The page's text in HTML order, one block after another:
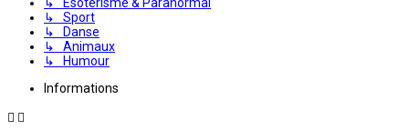
↳ Sport
↳ Danse
↳ Animaux
↳ Humour
Informations